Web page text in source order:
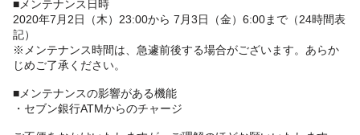
■メンテナンス日時
2020年7月2日（木）23:00から 7月3日（金）6:00まで（24時間表
記）
※メンテナンス時間は、急遽前後する場合がございます。あらか
じめご了承ください。
■メンテナンスの影響がある機能
・セブン銀行ATMからのチャージ